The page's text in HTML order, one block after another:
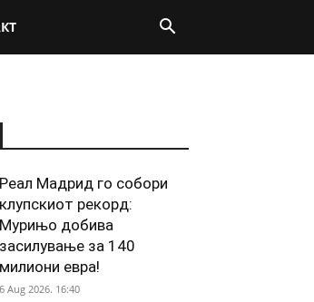
Реал Мадрид го собори
клупскиот рекорд:
Мурињо добива
засилување за 140
милиони евра!
6 Aug 2026. 16:40